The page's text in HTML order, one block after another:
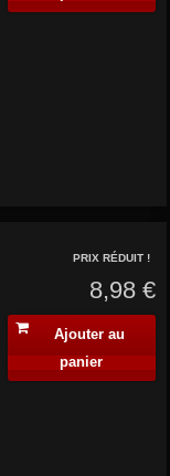
PRIX RÉDUIT !
8,98 €
Ajouter au
panier